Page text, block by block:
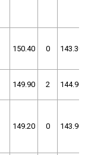
150.40 0 143.30
149.90 2 144.90
149.20 0 143.90